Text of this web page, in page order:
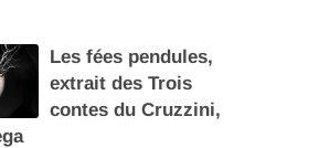
Les fées pendules,
extrait des Trois
contes du Cruzzini,